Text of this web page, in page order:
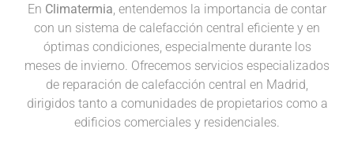
En Climatermia, entendemos la importancia de contar
con un sistema de calefacción central eficiente y en
óptimas condiciones, especialmente durante los
meses de invierno. Ofrecemos servicios especializados
de reparación de calefacción central en Madrid,
dirigidos tanto a comunidades de propietarios como a
edificios comerciales y residenciales.